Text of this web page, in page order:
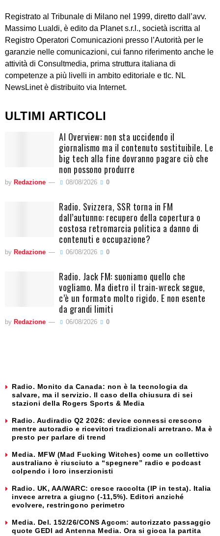
Registrato al Tribunale di Milano nel 1999, diretto dall’avv.
Massimo Lualdi, è edito da Planet s.r.l., società iscritta al
Registro Operatori Comunicazioni presso l’Autorità per le
garanzie nelle comunicazioni, cui fanno riferimento anche le
attività di Consultmedia, prima struttura italiana di
competenze a più livelli in ambito editoriale e tlc. NL
NewsLinet è distribuito via Internet.
ULTIMI ARTICOLI
AI Overview: non sta uccidendo il
giornalismo ma il contenuto sostituibile. Le
big tech alla fine dovranno pagare ciò che
non possono produrre
by Redazione 08/08/2026 0
Radio. Svizzera, SSR torna in FM
dall’autunno: recupero della copertura o
costosa retromarcia politica a danno di
contenuti e occupazione?
by Redazione 06/08/2026 0
Radio. Jack FM: suoniamo quello che
vogliamo. Ma dietro il train-wreck segue,
c’è un formato molto rigido. E non esente
da grandi limiti
by Redazione 06/08/2026 0
Radio. Monito da Canada: non è la tecnologia da
salvare, ma il servizio. Il caso della chiusura di sei
stazioni della Rogers Sports & Media
Radio. Audiradio Q2 2026: device connessi crescono
mentre autoradio e ricevitori tradizionali arretrano. Ma è
presto per parlare di trend
Media. MFW (Mad Fucking Witches) come un collettivo
australiano è riusciuto a “spegnere” radio e podcast
colpendo i loro inserzionisti
Radio. UK, AA/WARC: cresce raccolta (IP in testa). Italia
invece arretra a giugno (-11,5%). Editori anziché
evolvere, restringono perimetro
Media. Del. 152/26/CONS Agcom: autorizzato passaggio
quote GEDI ad Antenna Media. Ora si gioca la partita